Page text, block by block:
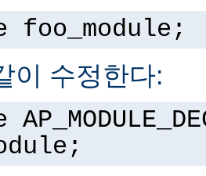
foo_module;
이 수정한다: